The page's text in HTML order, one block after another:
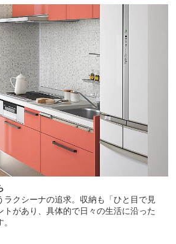
ラクシーナの追求。収納も「ひと目で見
トがあり、具体的で日々の生活に沿った